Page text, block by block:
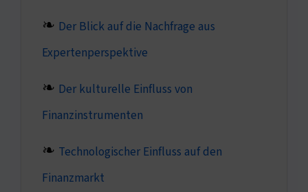
Der Blick auf die Nachfrage aus
Expertenperspektive
Der kulturelle Einfluss von
Finanzinstrumenten
Technologischer Einfluss auf den
Finanzmarkt